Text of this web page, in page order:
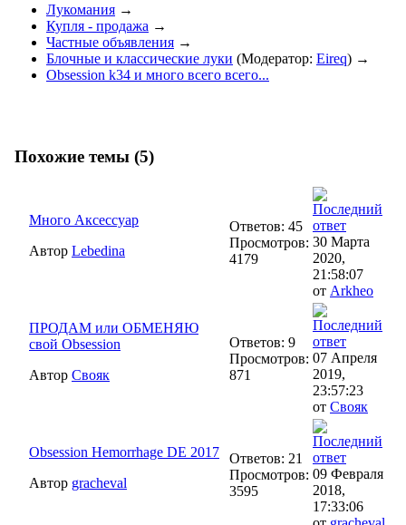
Лукомания →
Купля - продажа →
Частные объявления →
Блочные и классические луки (Модератор: Eireq) →
Obsession k34 и много всего всего...
Похожие темы (5)
Много Аксессуар
Автор Lebedina
Ответов: 45
Просмотров:
4179
30 Марта
2020,
21:58:07
от Arkheo
ПРОДАМ или ОБМЕНЯЮ
свой Obsession
Автор Свояк
Ответов: 9
Просмотров:
871
07 Апреля
2019,
23:57:23
от Свояк
Obsession Hemorrhage DE 2017
Автор gracheval
Ответов: 21
Просмотров:
3595
09 Февраля
2018,
17:33:06